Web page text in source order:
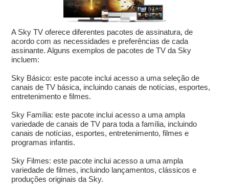
A Sky TV oferece diferentes pacotes de assinatura, de
acordo com as necessidades e preferências de cada
assinante. Alguns exemplos de pacotes de TV da Sky
incluem:
Sky Básico: este pacote inclui acesso a uma seleção de
canais de TV básica, incluindo canais de notícias, esportes,
entretenimento e filmes.
Sky Família: este pacote inclui acesso a uma ampla
variedade de canais de TV para toda a família, incluindo
canais de notícias, esportes, entretenimento, filmes e
programas infantis.
Sky Filmes: este pacote inclui acesso a uma ampla
variedade de filmes, incluindo lançamentos, clássicos e
produções originais da Sky.